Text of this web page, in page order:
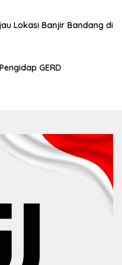
Lokasi Banjir Bandang di
GERD